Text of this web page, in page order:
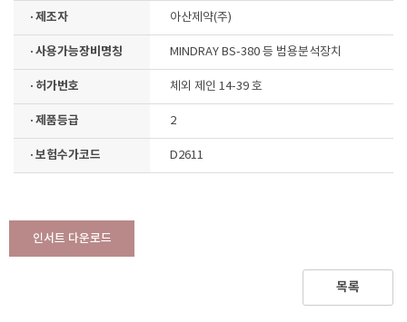
· 제조자 아산제약(주)
· 사용가능장비명칭 MINDRAY BS-380 등 범용분석장치
· 허가번호 체외 제인 14-39 호
· 제품등급 2
· 보험수가코드 D2611
인서트 다운로드
목록